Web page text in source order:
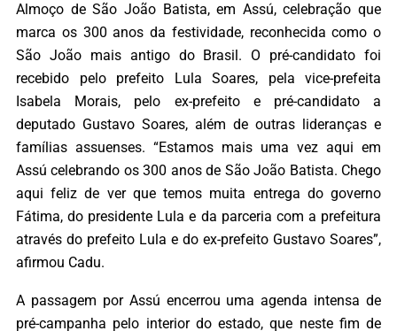
Almoço de São João Batista, em Assú, celebração que
marca os 300 anos da festividade, reconhecida como o
São João mais antigo do Brasil. O pré-candidato foi
recebido pelo prefeito Lula Soares, pela vice-prefeita
Isabela Morais, pelo ex-prefeito e pré-candidato a
deputado Gustavo Soares, além de outras lideranças e
famílias assuenses. “Estamos mais uma vez aqui em
Assú celebrando os 300 anos de São João Batista. Chego
aqui feliz de ver que temos muita entrega do governo
Fátima, do presidente Lula e da parceria com a prefeitura
através do prefeito Lula e do ex-prefeito Gustavo Soares”,
afirmou Cadu.
A passagem por Assú encerrou uma agenda intensa de
pré-campanha pelo interior do estado, que neste fim de